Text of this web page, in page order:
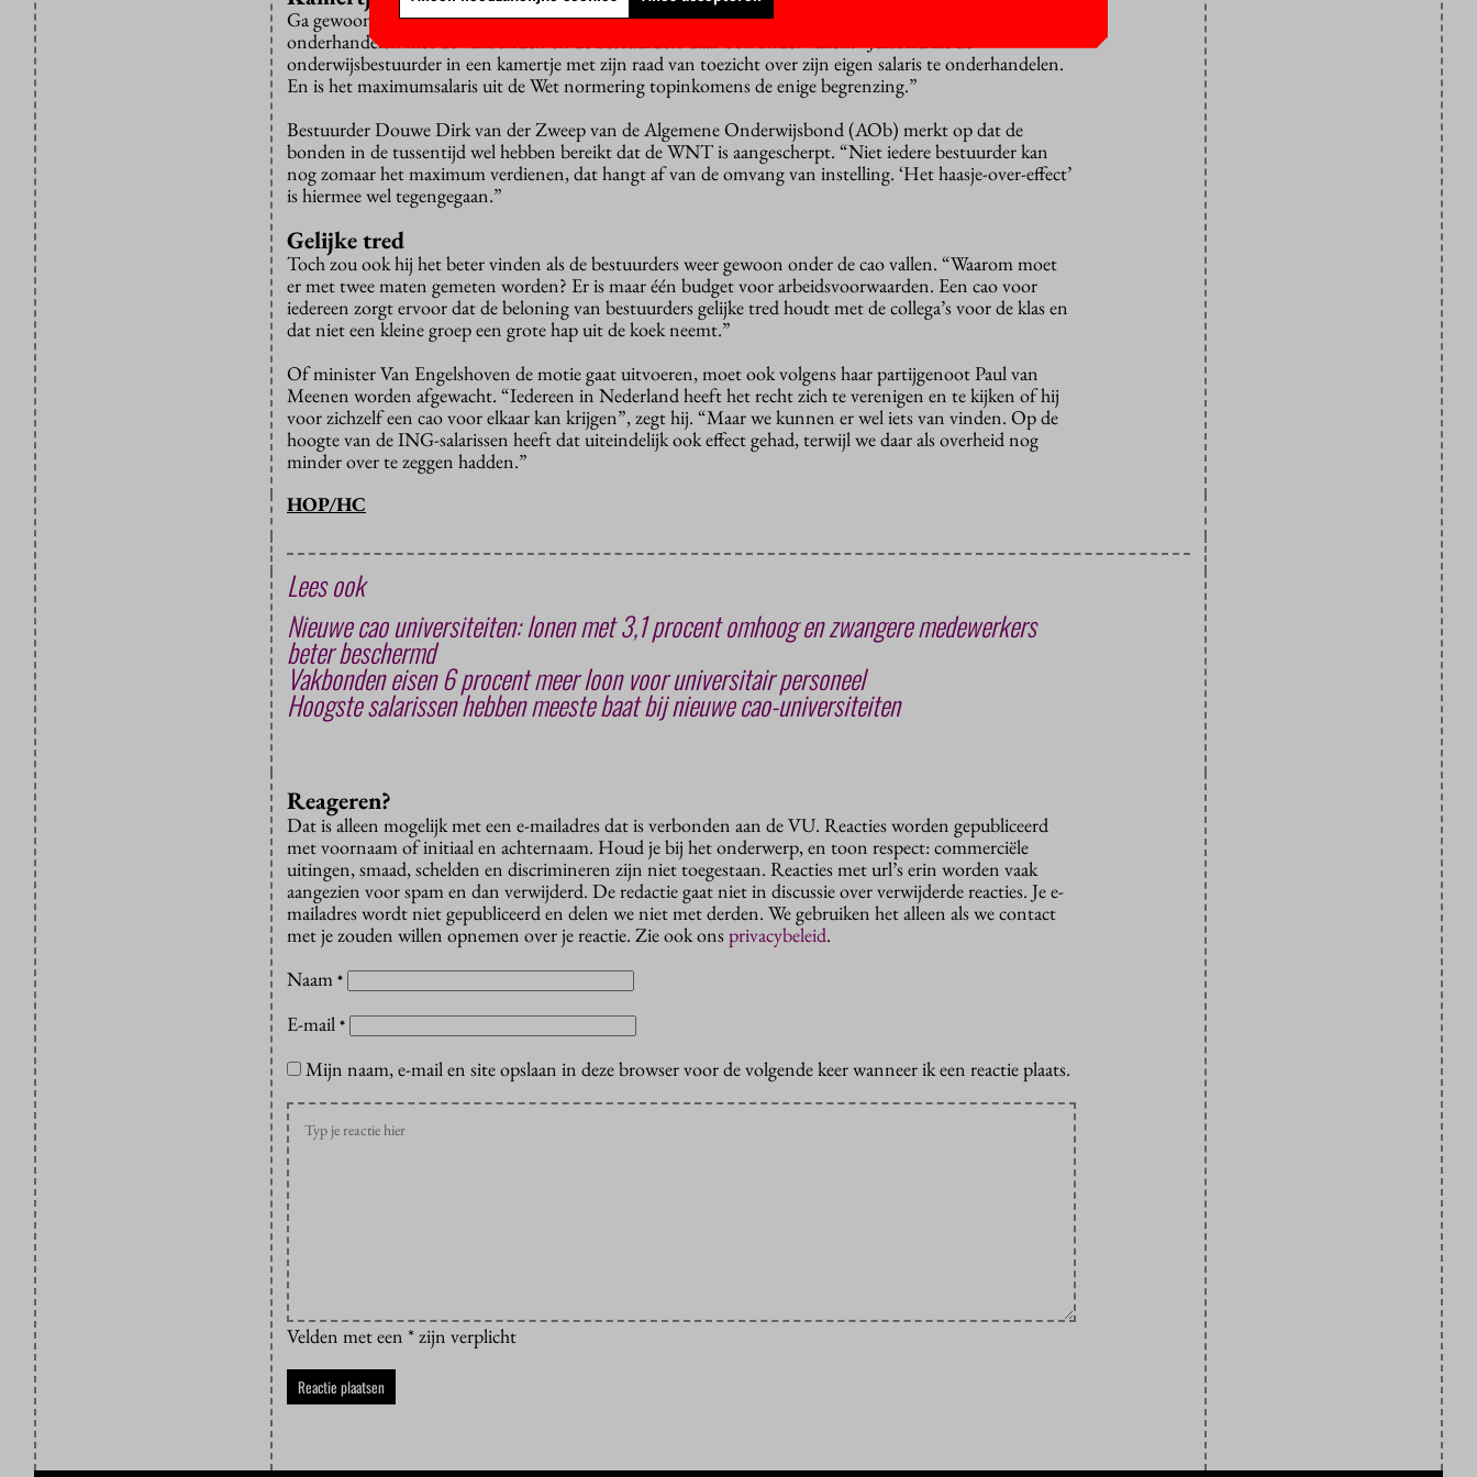
Ga gewoon weer terug naar de oude situatie, zegt hij, waarbij de VSNU en de VH over de cao
onderhandelen met de vakbonden en de bestuurders daar ook onder vallen. “Juist nu zit de
onderwijsbestuurder in een kamertje met zijn raad van toezicht over zijn eigen salaris te onderhandelen.
En is het maximumsalaris uit de Wet normering topinkomens de enige begrenzing.”
Bestuurder Douwe Dirk van der Zweep van de Algemene Onderwijsbond (AOb) merkt op dat de
bonden in de tussentijd wel hebben bereikt dat de WNT is aangescherpt. “Niet iedere bestuurder kan
nog zomaar het maximum verdienen, dat hangt af van de omvang van instelling. ‘Het haasje-over-effect’
is hiermee wel tegengegaan.”
Gelijke tred
Toch zou ook hij het beter vinden als de bestuurders weer gewoon onder de cao vallen. “Waarom moet
er met twee maten gemeten worden? Er is maar één budget voor arbeidsvoorwaarden. Een cao voor
iedereen zorgt ervoor dat de beloning van bestuurders gelijke tred houdt met de collega’s voor de klas en
dat niet een kleine groep een grote hap uit de koek neemt.”
Of minister Van Engelshoven de motie gaat uitvoeren, moet ook volgens haar partijgenoot Paul van
Meenen worden afgewacht. “Iedereen in Nederland heeft het recht zich te verenigen en te kijken of hij
voor zichzelf een cao voor elkaar kan krijgen”, zegt hij. “Maar we kunnen er wel iets van vinden. Op de
hoogte van de ING-salarissen heeft dat uiteindelijk ook effect gehad, terwijl we daar als overheid nog
minder over te zeggen hadden.”
HOP/HC
Lees ook
Nieuwe cao universiteiten: lonen met 3,1 procent omhoog en zwangere medewerkers
beter beschermd
Vakbonden eisen 6 procent meer loon voor universitair personeel
Hoogste salarissen hebben meeste baat bij nieuwe cao-universiteiten
Reageren?
Dat is alleen mogelijk met een e-mailadres dat is verbonden aan de VU. Reacties worden gepubliceerd
met voornaam of initiaal en achternaam. Houd je bij het onderwerp, en toon respect: commerciële
uitingen, smaad, schelden en discrimineren zijn niet toegestaan. Reacties met url’s erin worden vaak
aangezien voor spam en dan verwijderd. De redactie gaat niet in discussie over verwijderde reacties. Je e-
mailadres wordt niet gepubliceerd en delen we niet met derden. We gebruiken het alleen als we contact
met je zouden willen opnemen over je reactie. Zie ook onsprivacybeleid.
Naam *
E-mail *
Mijn naam, e-mail en site opslaan in deze browser voor de volgende keer wanneer ik een reactie plaats.
Velden met een * zijn verplicht